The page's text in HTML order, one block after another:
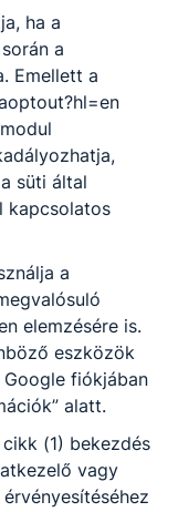
Szo
8 9
5 6
a
ha a
a
Emellett a
süti által
kapcsolatos
a
elemzésére is.
eszközök
fiókjában
alatt.
(1) bekezdés
vagy